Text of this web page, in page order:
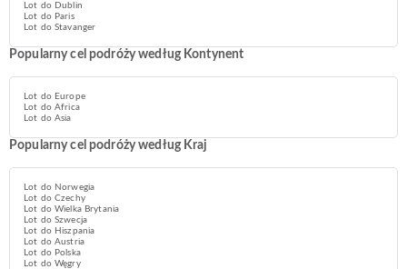
Lot do Dublin
Lot do Paris
Lot do Stavanger
Popularny cel podróży według Kontynent
Lot do Europe
Lot do Africa
Lot do Asia
Popularny cel podróży według Kraj
Lot do Norwegia
Lot do Czechy
Lot do Wielka Brytania
Lot do Szwecja
Lot do Hiszpania
Lot do Austria
Lot do Polska
Lot do Węgry